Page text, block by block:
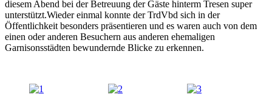
diesem Abend bei der Betreuung der Gäste hinterm Tresen super
unterstützt.Wieder einmal konnte der TrdVbd sich in der
Öffentlichkeit besonders präsentieren und es waren auch von dem
einen oder anderen Besuchern aus anderen ehemaligen
Garnisonsstädten bewundernde Blicke zu erkennen.